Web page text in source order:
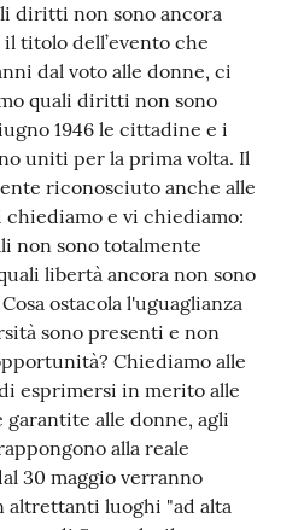
diritti non sono ancora
titolo dell’evento che
dal voto alle donne, ci
quali diritti non sono
1946 le cittadine e i
uniti per la prima volta. Il
riconosciuto anche alle
chiediamo e vi chiediamo:
non sono totalmente
libertà ancora non sono
ostacola l'uguaglianza
sono presenti e non
Chiediamo alle
esprimersi in merito alle
alle donne, agli
alla reale
30 maggio verranno
altrettanti luoghi "ad alta